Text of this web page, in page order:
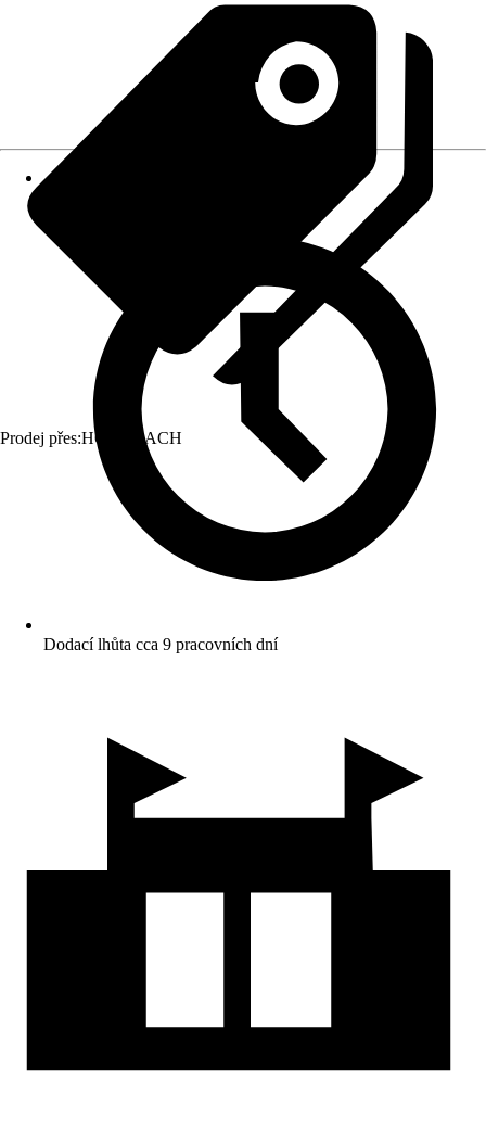
Prodej přes:HORNBACH
Dodací lhůta cca 9 pracovních dní